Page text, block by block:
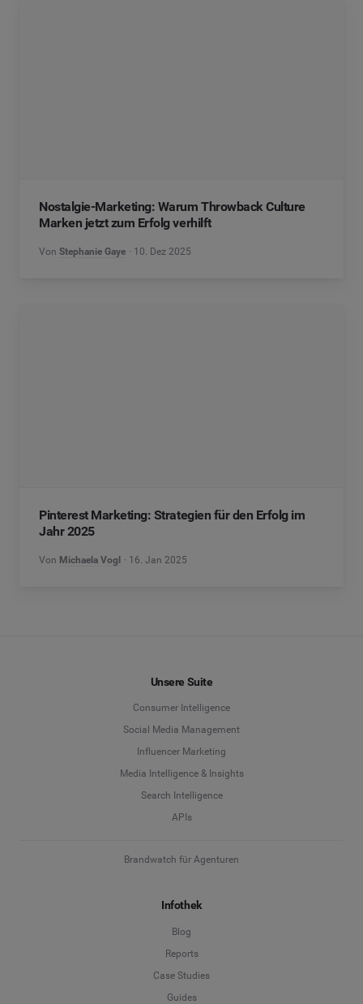
Nostalgie-Marketing: Warum Throwback Culture
Marken jetzt zum Erfolg verhilft
Von Stephanie Gaye 10. Dez 2025
Pinterest Marketing: Strategien für den Erfolg im
Jahr 2025
Von Michaela Vogl 16. Jan 2025
Unsere Suite
Consumer Intelligence
Social Media Management
Influencer Marketing
Media Intelligence & Insights
Search Intelligence
APIs
Brandwatch für Agenturen
Infothek
Blog
Reports
Case Studies
Guides